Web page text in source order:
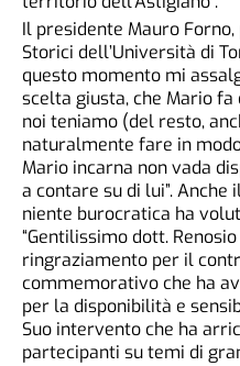
Il presidente Mauro
Storici dell’Università di
questo momento mi
scelta giusta, che Mario
noi teniamo (del resto,
naturalmente fare in
Mario incarna non vada
a contare su di lui”.
niente burocratica ha
“Gentilissimo dott.
ringraziamento per il
commemorativo che ha
per la disponibilità e
Suo intervento che ha
partecipanti su temi di